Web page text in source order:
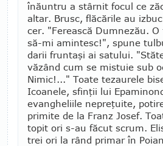
înăuntru a stârnit focul ce
altar. Brusc, flă­cările au
cer. "Ferească Dumnezău.
să-mi amin­tesc!", spune
darii fruntaşi ai satului.
văzând cum se mistuie sub
Nimic!..." Toate te­zaurele
Icoanele, sfinţii lui
evangheliile ne­pre­ţuite,
primite de la Franz Jo­sef.
topit ori s-au făcut scrum.
trei ori la rând primar în